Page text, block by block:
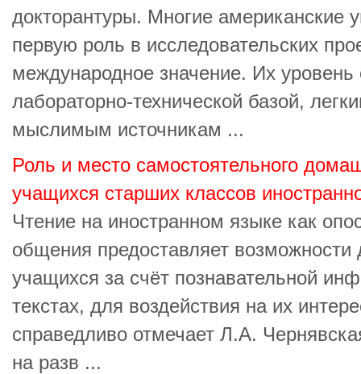
докторантуры. Многие американские
первую роль в исследовательских
международное значение. Их уровень
лабораторно-технической базой,
мыслимым источникам ...
Роль и место самостоятельного
учащихся старших классов
Чтение на иностранном языке как
общения предоставляет возможности
учащихся за счёт познавательной
текстах, для воздействия на их
справедливо отмечает Л.А.
на разв ...